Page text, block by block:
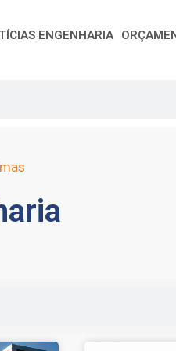
ENGENHARIA